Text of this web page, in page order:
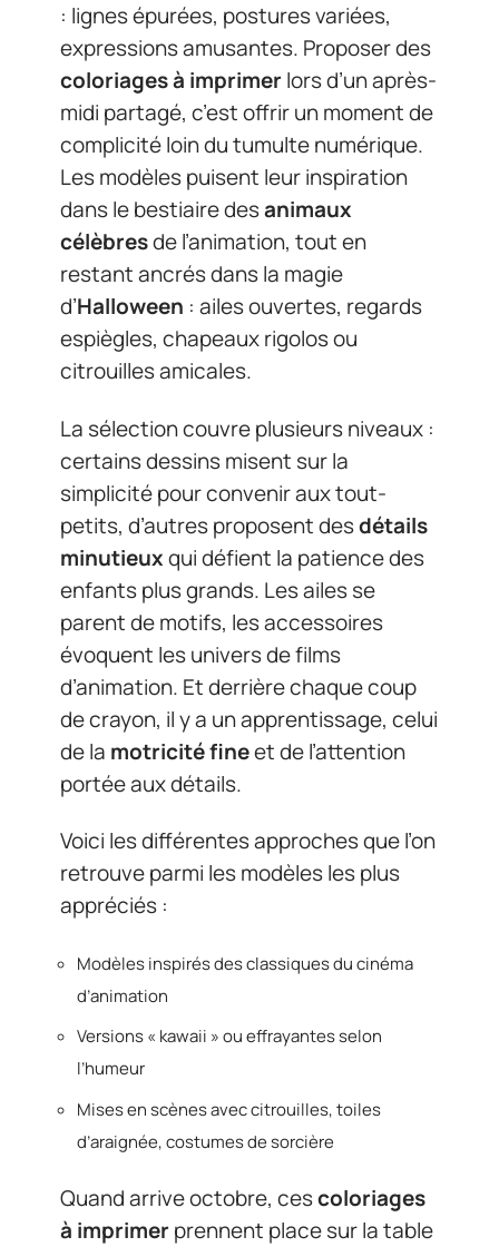
: lignes épurées, postures variées,
expressions amusantes. Proposer des
coloriages à imprimerlors d’un après-
midi partagé, c’est offrir un moment de
complicité loin du tumulte numérique.
Les modèles puisent leur inspiration
dans le bestiaire desanimaux
célèbresde l’animation, tout en
restant ancrés dans la magie
d’Halloween : ailes ouvertes, regards
espiègles, chapeaux rigolos ou
citrouilles amicales.
La sélection couvre plusieurs niveaux :
certains dessins misent sur la
simplicité pour convenir aux tout-
petits, d’autres proposent desdétails
minutieuxqui défient la patience des
enfants plus grands. Les ailes se
parent de motifs, les accessoires
évoquent les univers de films
d’animation. Et derrière chaque coup
de crayon, il y a un apprentissage, celui
de la motricité fineet de l’attention
portée aux détails.
Voici les différentes approches que l’on
retrouve parmi les modèles les plus
appréciés :
Modèles inspirés des classiques du cinéma
d’animation
Versions « kawaii » ou effrayantes selon
l’humeur
Mises en scènes avec citrouilles, toiles
d’araignée, costumes de sorcière
Quand arrive octobre, cescoloriages
à imprimerprennent place sur la table